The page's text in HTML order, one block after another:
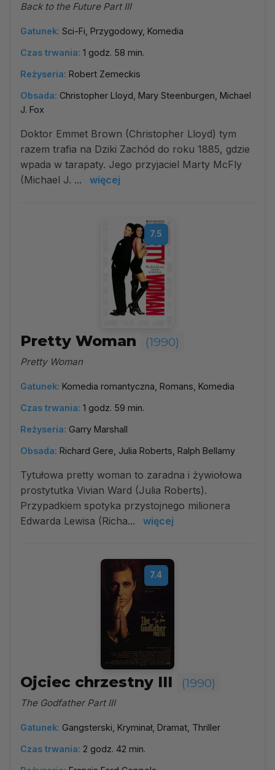
Back to the Future Part III
Gatunek: Sci-Fi, Przygodowy, Komedia
Czas trwania: 1 godz. 58 min.
Reżyseria: Robert Zemeckis
Obsada: Christopher Lloyd, Mary Steenburgen, Michael
J. Fox
Doktor Emmet Brown (Christopher Lloyd) tym
razem trafia na Dziki Zachód do roku 1885, gdzie
wpada w tarapaty. Jego przyjaciel Marty McFly
(Michael J. ...
więcej
7.5
Pretty Woman (1990)
Pretty Woman
Gatunek: Komedia romantyczna, Romans, Komedia
Czas trwania: 1 godz. 59 min.
Reżyseria: Garry Marshall
Obsada: Richard Gere, Julia Roberts, Ralph Bellamy
Tytułowa pretty woman to zaradna i żywiołowa
prostytutka Vivian Ward (Julia Roberts).
Przypadkiem spotyka przystojnego milionera
Edwarda Lewisa (Richa...
więcej
7.4
Ojciec chrzestny III (1990)
The Godfather Part III
Gatunek: Gangsterski, Kryminał, Dramat, Thriller
Czas trwania: 2 godz. 42 min.